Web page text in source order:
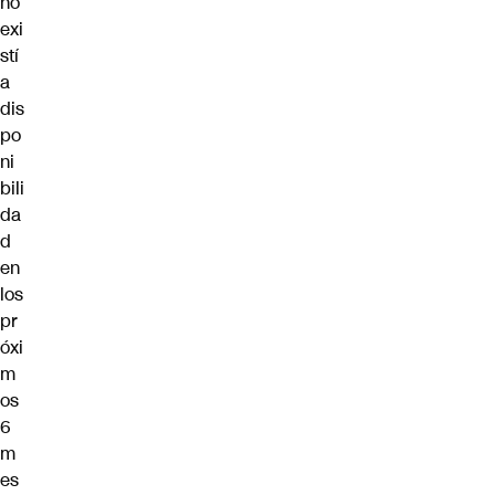
exi
stí
a
dis
po
ni
bili
da
d
en
los
pr
óxi
m
os
6
m
es